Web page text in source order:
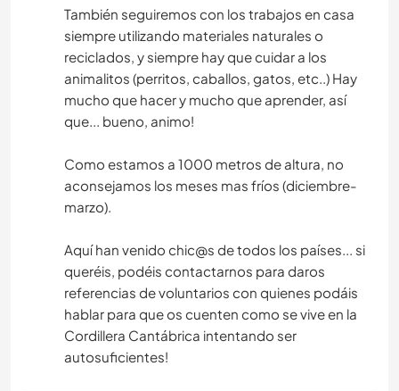
También seguiremos con los trabajos en casa
siempre utilizando materiales naturales o
reciclados, y siempre hay que cuidar a los
animalitos (perritos, caballos, gatos, etc..) Hay
mucho que hacer y mucho que aprender, así
que... bueno, animo!
Como estamos a 1000 metros de altura, no
aconsejamos los meses mas fríos (diciembre-
marzo).
Aquí han venido chic@s de todos los países... si
queréis, podéis contactarnos para daros
referencias de voluntarios con quienes podáis
hablar para que os cuenten como se vive en la
Cordillera Cantábrica intentando ser
autosuficientes!